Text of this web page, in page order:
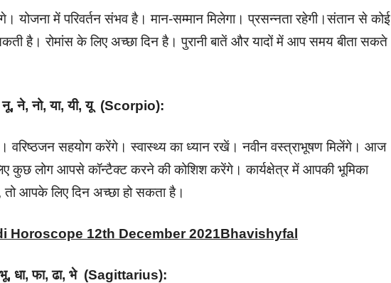
योजना में परिवर्तन संभव है। मान-सम्मान मिलेगा। प्रसन्नता रहेगी।संतान से कोई
है। रोमांस के लिए अच्छा दिन है। पुरानी बातें और यादों में आप समय बीता सकते
नू, ने, नो, या, यी, यू (Scorpio):
वरिष्ठजन सहयोग करेंगे। स्वास्थ्य का ध्यान रखें। नवीन वस्त्राभूषण मिलेंगे। आज
कुछ लोग आपसे कॉन्टैक्ट करने की कोशिश करेंगे। कार्यक्षेत्र में आपकी भूमिका
आपके लिए दिन अच्छा हो सकता है।
Horoscope 12th December 2021Bhavishyfal
भू, धा, फा, ढा, भे (Sagittarius):